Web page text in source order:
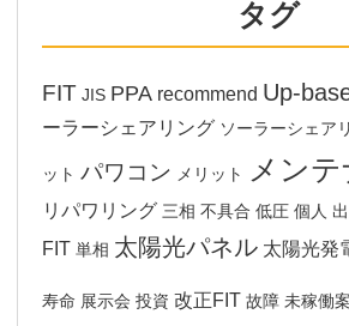
タグ
FIT JIS PPA recommend Up-
ーラーシェアリング ソーラーシェア
ット パワコン メリット メン
リパワリング 三相 不具合 低圧 個人
FIT 単相 太陽光パネル 太陽光発
寿命 展示会 投資 改正FIT 故障 未稼働